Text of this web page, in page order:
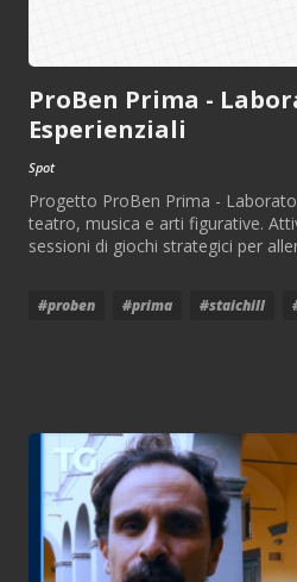
ProBen Prima -
Esperienziali
Spot
Progetto ProBen Prima -
teatro, musica e arti figurative.
sessioni di giochi strategici per
#proben #prima #staichill